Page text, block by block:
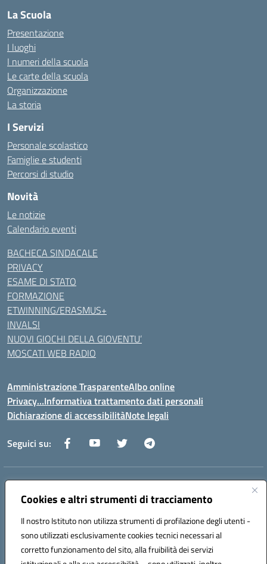
Cookies e altri strumenti di tracciamento
Il nostro Istituto non utilizza strumenti di profilazione degli utenti -
sono utilizzati esclusivamente cookies tecnici necessari al
corretto funzionamento del sito, alla fruibilità dei servizi
La Scuola
Presentazione
I luoghi
I numeri della scuola
Le carte della scuola
Organizzazione
La storia
I Servizi
Personale scolastico
Famiglie e studenti
Percorsi di studio
Novità
Le notizie
Calendario eventi
BACHECA SINDACALE
PRIVACY
ESAME DI STATO
FORMAZIONE
ETWINNING/ERASMUS+
INVALSI
NUOVI GIOCHI DELLA GIOVENTU’
MOSCATI WEB RADIO
Amministrazione TrasparenteAlbo online
Privacy…Informativa trattamento dati personali
Dichiarazione di accessibilitàNote legali
Seguici su:
Indirizzo:
Centralino:089 201032 Email:saic88800v@istruzione.it
Codice fiscale: 80028930651
Codice meccanografico:
saic88800v
Codice unico di fatturazione (CUF): UFLEGP